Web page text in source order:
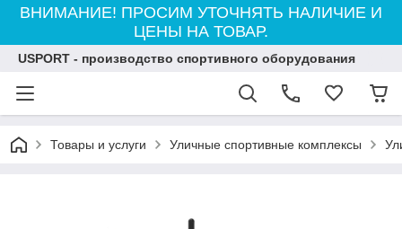
ВНИМАНИЕ! ПРОСИМ УТОЧНЯТЬ НАЛИЧИЕ И
ЦЕНЫ НА ТОВАР.
USPORT - производство спортивного оборудования
Товары и услуги Уличные спортивные комплексы